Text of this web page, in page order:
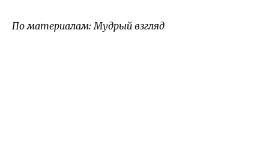
По материалам: Мудрый взгляд